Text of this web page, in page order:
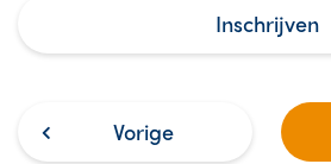
Inschrijven
Vorige